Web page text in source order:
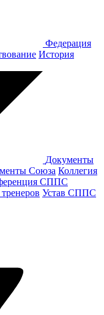
Федерация
История
Документы
Cоюза Коллегия
СППС
Устав СППС